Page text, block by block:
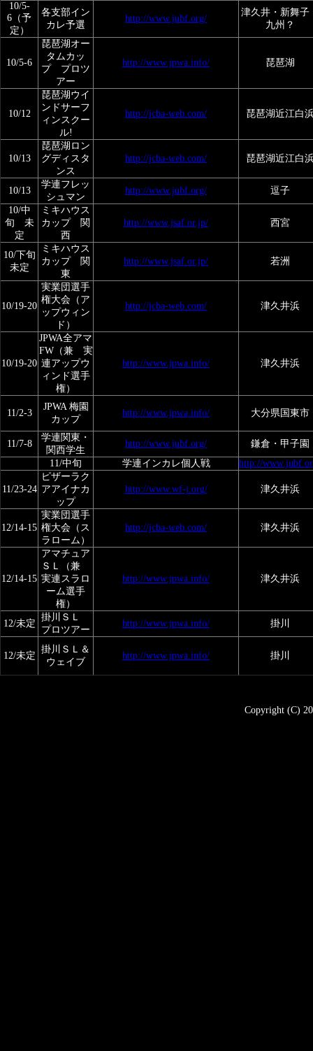
10/5-
6（予
定）
各支部イン
カレ予選
http://www.jubf.org/
津久井・新舞子
九州？
10/5-6
琵琶湖オー
タムカッ
プ プロツ
アー
http://www.jpwa.info/ 琵琶湖
10/12
琵琶湖ウイ
ンドサーフ
ィンスクー
ル!
http://jcba-web.com/ 琵琶湖近江白
10/13
琵琶湖ロン
グディスタ
ンス
http://jcba-web.com/ 琵琶湖近江白
10/13
学連フレッ
シュマン
http://www.jubf.org/
逗子
10/中
旬 未
定
ミキハウス
カップ 関
西
http://www.jsaf.or.jp/ 西宮
10/下旬
未定
ミキハウス
カップ 関
東
http://www.jsaf.or.jp/ 若洲
10/19-20
実業団選手
権大会（ア
ップウィン
ド）
http://jcba-web.com/ 津久井浜
10/19-20
JPWA全アマ
FW（兼 実
連アップウ
ィンド選手
権）
http://www.jpwa.info/ 津久井浜
11/2-3
JPWA 梅園
カップ
http://www.jpwa.info/ 大分県国東市
11/7-8
学連関東・
関西学生
http://www.jubf.org/
鎌倉・甲子園
11/中旬
学連インカレ個人戦 http://
11/23-24
ピザーラク
アアイナカ
ップ
http://www.wf-j.org/ 津久井浜
12/14-15
実業団選手
権大会（ス
ラローム）
http://jcba-web.com/ 津久井浜
12/14-15
アマチュア
ＳＬ（兼
実連スラロ
ーム選手
権）
http://www.jpwa.info/ 津久井浜
12/未定
掛川ＳＬ
プロツアー
http://www.jpwa.info/ 掛川
12/未定
掛川ＳＬ＆
ウェイブ
http://www.jpwa.info/ 掛川
Copyright (C)